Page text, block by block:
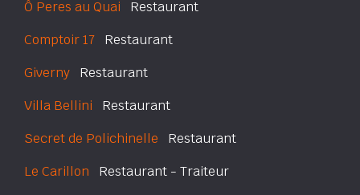
Ô Peres au Quai Restaurant
Comptoir 17 Restaurant
Giverny Restaurant
Villa Bellini Restaurant
Secret de Polichinelle Restaurant
Le Carillon Restaurant - Traiteur